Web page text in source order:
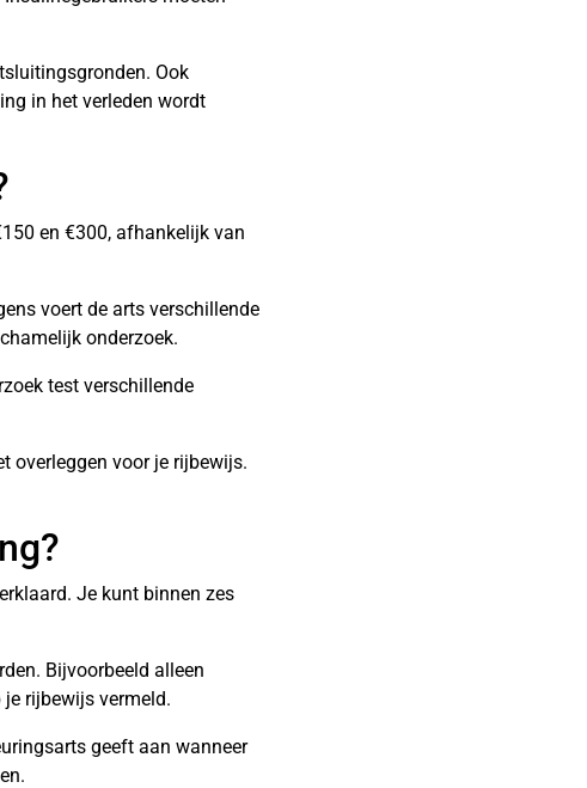
Ook
in het verleden wordt
en €300, afhankelijk van
voert de arts verschillende
onderzoek.
test verschillende
overleggen voor je rijbewijs.
Je kunt binnen zes
Bijvoorbeeld alleen
rijbewijs vermeld.
geeft aan wanneer